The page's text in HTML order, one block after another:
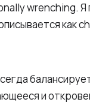
wrenching. Я
как
и